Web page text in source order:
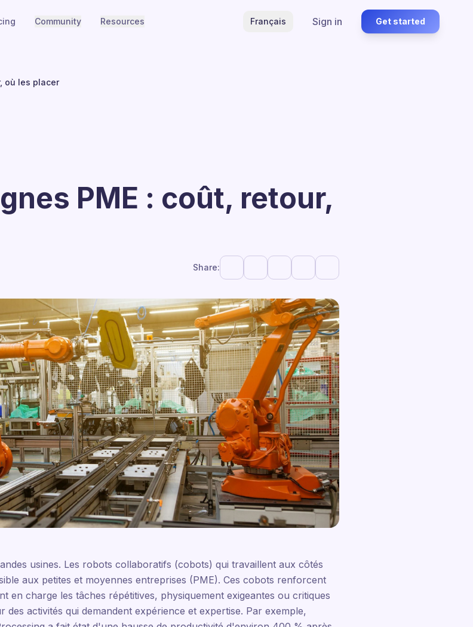
Community Resources Français Sign in Get started
où les placer
PME : coût, retour,
Share:
usines. Les robots collaboratifs (cobots) qui travaillent aux côtés
aux petites et moyennes entreprises (PME). Ces cobots renforcent
en charge les tâches répétitives, physiquement exigeantes ou critiques
activités qui demandent expérience et expertise. Par exemple,